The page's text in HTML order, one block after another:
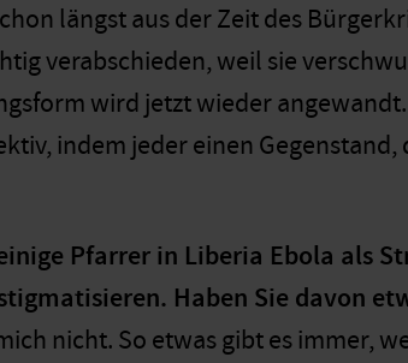
längst aus der Zeit des
verabschieden, weil sie
wird jetzt wieder
indem jeder einen
Pfarrer in Liberia Ebola als
Haben Sie davon
nicht. So etwas gibt es immer,